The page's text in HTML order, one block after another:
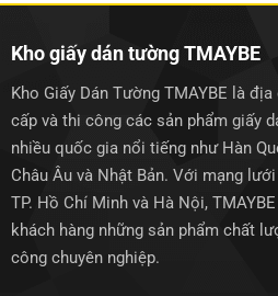
Kho giấy dán tường TMAYBE
Kho Giấy Dán Tường TMAYBE là
cấp và thi công các sản phẩm giấy
nhiều quốc gia nổi tiếng như Hàn
Châu Âu và Nhật Bản. Với mạng
TP. Hồ Chí Minh và Hà Nội,
khách hàng những sản phẩm chất
công chuyên nghiệp.